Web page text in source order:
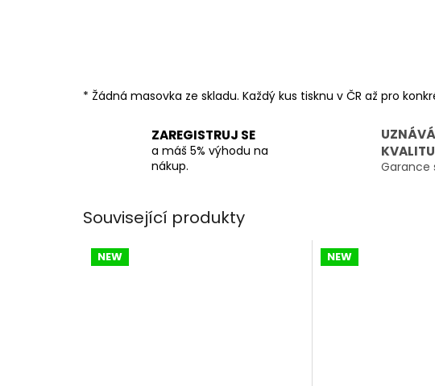
* Žádná masovka ze skladu. Každý kus tisknu v ČR až pro
ZAREGISTRUJ SE
a máš 5% výhodu na
nákup.
KVALITU
Garance
Související produkty
NEW NEW